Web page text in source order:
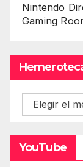
Nintendo
Gaming
Hemeroteca
YouTube